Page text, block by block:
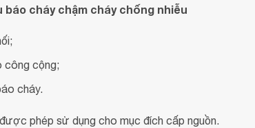
cháy chậm cháy chống nhiễu
công cộng;
cháy.
phép sử dụng cho mục đích cấp nguồn.